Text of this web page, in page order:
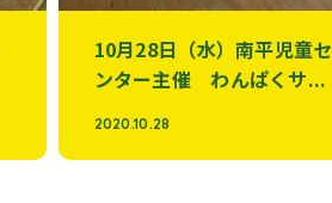
10月28日（水）南平児童セ
ンター主催 わんぱくサ...
2020.10.28